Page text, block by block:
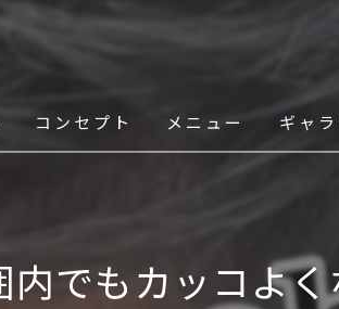
コンセプト メニュー ギャ
内でもカッコよ